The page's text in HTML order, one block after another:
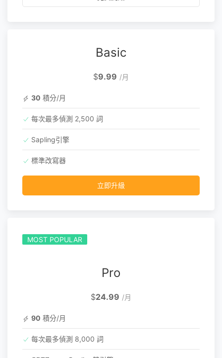
Basic
$9.99 /月
30 積分/月
每次最多偵測 2,500 詞
Sapling引擎
標準改寫器
立即升級
MOST POPULAR
Pro
$24.99 /月
90 積分/月
每次最多偵測 8,000 詞